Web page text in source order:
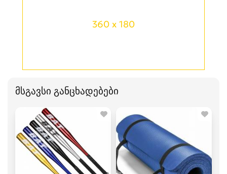
360 x 180
მსგავსი განცხადებები